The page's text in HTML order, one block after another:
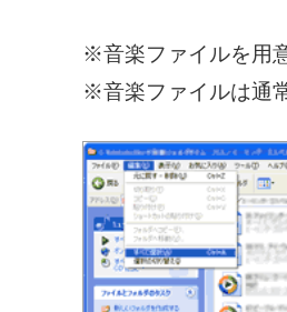
※音楽ファイルを用
※音楽ファイルは通